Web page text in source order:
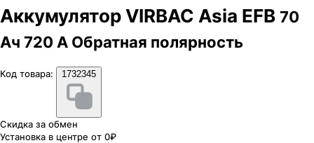
Аккумулятор VIRBAC Asia EFB 70
Ач 720 А Обратная полярность
Код товара: 1732345
Скидка за обмен
Установка в центре от 0₽